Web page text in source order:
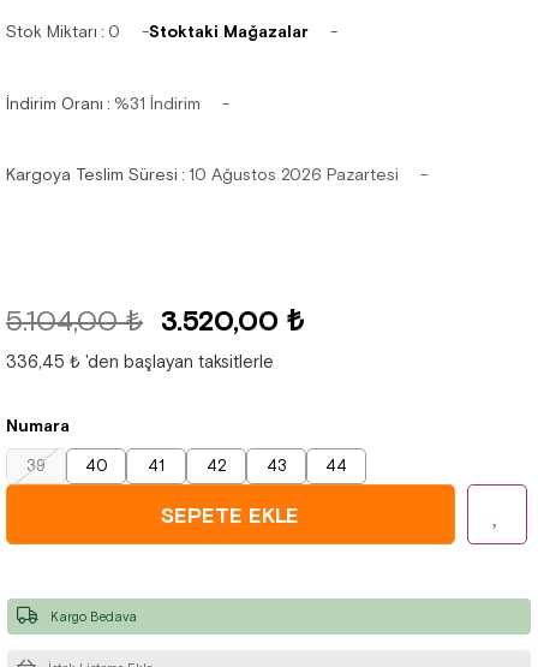
Stok Miktarı : 0 Stoktaki Mağazalar
İndirim Oranı : %31 İndirim
Kargoya Teslim Süresi : 10 Ağustos 2026 Pazartesi
5.104,00 ₺ 3.520,00 ₺
336,45 ₺ 'den başlayan taksitlerle
Numara
39 40 41 42 43 44
Kargo Bedava